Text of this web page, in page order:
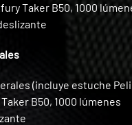
Taker B50, 1000
(incluye estuche
B50, 1000 lúmenes